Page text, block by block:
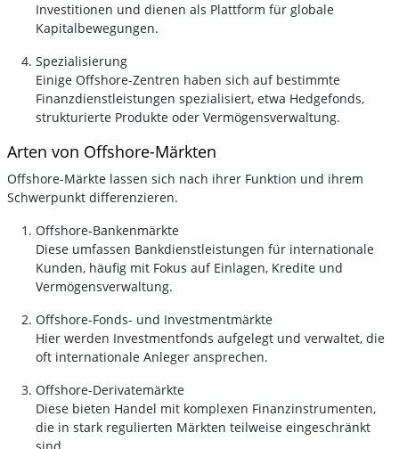
Investitionen und dienen als Plattform für globale
Kapitalbewegungen.
Spezialisierung
Einige Offshore-Zentren haben sich auf bestimmte
Finanzdienstleistungen spezialisiert, etwa Hedgefonds,
strukturierte Produkte oder Vermögensverwaltung.
Arten von Offshore-Märkten
Offshore-Märkte lassen sich nach ihrer Funktion und ihrem
Schwerpunkt differenzieren.
Offshore-Bankenmärkte
Diese umfassen Bankdienstleistungen für internationale
Kunden, häufig mit Fokus auf Einlagen, Kredite und
Vermögensverwaltung.
Offshore-Fonds- und Investmentmärkte
Hier werden Investmentfonds aufgelegt und verwaltet, die
oft internationale Anleger ansprechen.
Offshore-Derivatemärkte
Diese bieten Handel mit komplexen Finanzinstrumenten,
die in stark regulierten Märkten teilweise eingeschränkt